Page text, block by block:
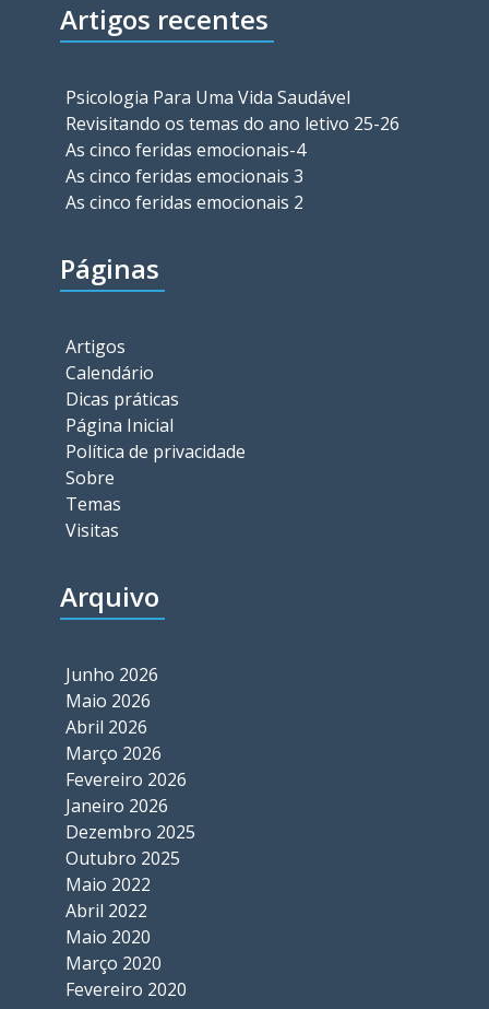
Artigos recentes
Psicologia Para Uma Vida Saudável
Revisitando os temas do ano letivo 25-26
As cinco feridas emocionais-4
As cinco feridas emocionais 3
As cinco feridas emocionais 2
Páginas
Artigos
Calendário
Dicas práticas
Página Inicial
Política de privacidade
Sobre
Temas
Visitas
Arquivo
Junho 2026
Maio 2026
Abril 2026
Março 2026
Fevereiro 2026
Janeiro 2026
Dezembro 2025
Outubro 2025
Maio 2022
Abril 2022
Maio 2020
Março 2020
Fevereiro 2020